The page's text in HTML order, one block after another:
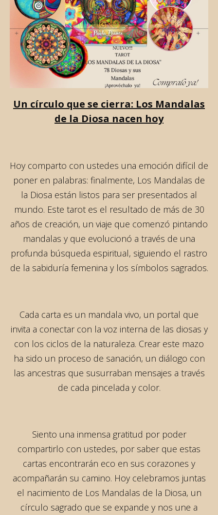
Un círculo que se cierra: Los Mandalas
de la Diosa nacen hoy
Hoy comparto con ustedes una emoción difícil de
poner en palabras: finalmente, Los Mandalas de
la Diosa están listos para ser presentados al
mundo. Este tarot es el resultado de más de 30
años de creación, un viaje que comenzó pintando
mandalas y que evolucionó a través de una
profunda búsqueda espiritual, siguiendo el rastro
de la sabiduría femenina y los símbolos sagrados.
Cada carta es un mandala vivo, un portal que
invita a conectar con la voz interna de las diosas y
con los ciclos de la naturaleza. Crear este mazo
ha sido un proceso de sanación, un diálogo con
las ancestras que susurraban mensajes a través
de cada pincelada y color.
Siento una inmensa gratitud por poder
compartirlo con ustedes, por saber que estas
cartas encontrarán eco en sus corazones y
acompañarán su camino. Hoy celebramos juntas
el nacimiento de Los Mandalas de la Diosa, un
círculo sagrado que se expande y nos une a